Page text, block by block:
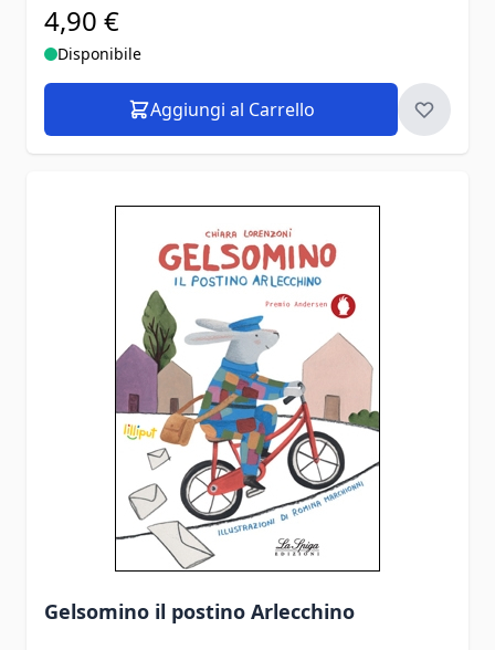
4,90 €
Disponibile
Aggiungi al Carrello
Gelsomino il postino Arlecchino